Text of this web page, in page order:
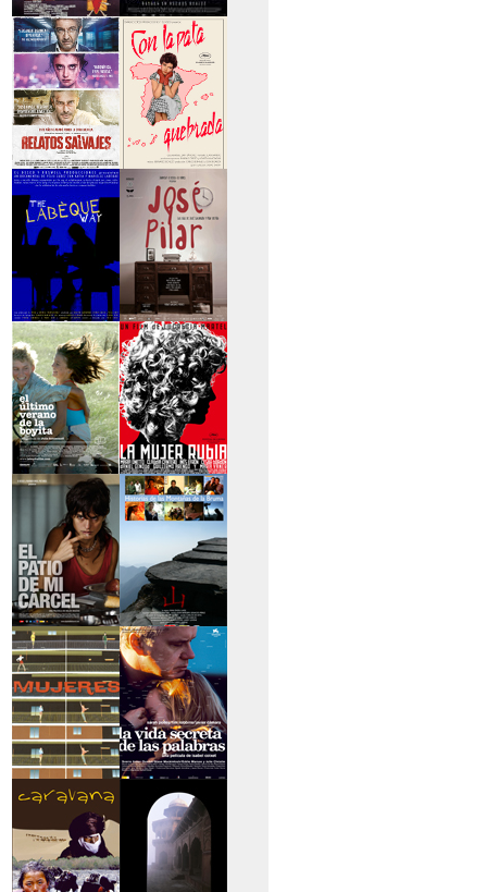
>Entre tinieblas >El Clan
>Relatos Salvajes
>Con la pata
quebrada
>The Labèque Way >José y Pilar
>El último verano de
la boyita
>La mujer rubia
>El patio de mi
cárcel
>Historias de las
montañas
>Serie mujeres
>La vida secreta de
las palabras